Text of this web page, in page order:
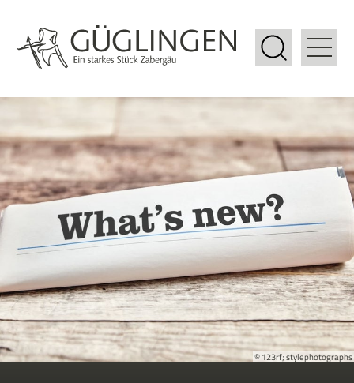
© 123rf; stylephotographs